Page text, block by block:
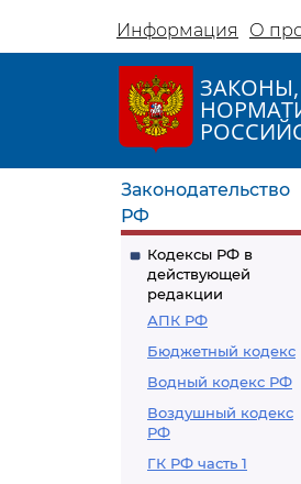
Информация О
Законодательство
РФ
Кодексы РФ в
действующей
редакции
АПК РФ
Бюджетный кодекс
Водный кодекс РФ
Воздушный кодекс
РФ
ГК РФ часть 1